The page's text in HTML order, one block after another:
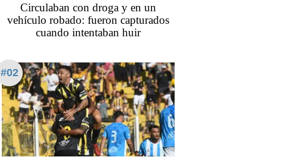
Circulaban con droga y en un
vehículo robado: fueron capturados
cuando intentaban huir
#02